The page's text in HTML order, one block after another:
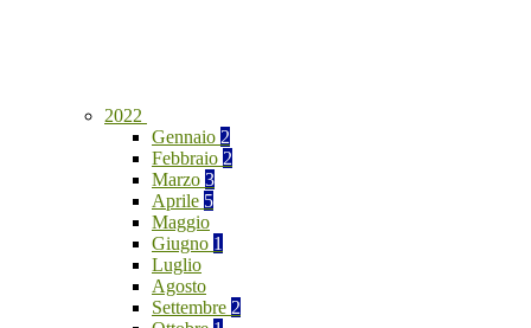
2022
Gennaio 2
Febbraio 2
Marzo 3
Aprile 5
Maggio
Giugno 1
Luglio
Agosto
Settembre 2